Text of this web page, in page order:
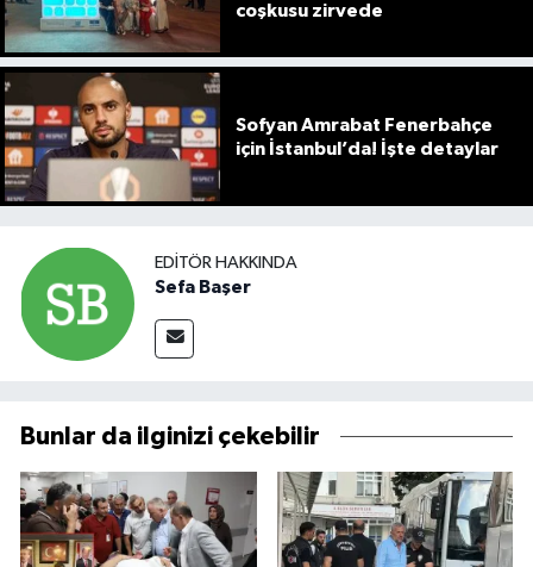
coşkusu zirvede
Sofyan Amrabat Fenerbahçe
için İstanbul’da! İşte detaylar
EDITÖR HAKKINDA
Sefa Başer
Bunlar da ilginizi çekebilir